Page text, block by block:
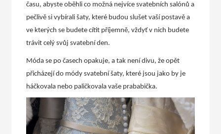
času, abyste oběhli co možná nejvíce svatebních salónů a
pečlivě si vybírali šaty, které budou slušet vaší postavě a
ve kterých se budete cítit příjemně, vždyť v nich budete
trávit celý svůj svatební den.
Móda se po časech opakuje, a tak není divu, že opět
přicházejí do módy svatební šaty, které jsou jako by je
háčkovala nebo paličkovala vaše prababička.